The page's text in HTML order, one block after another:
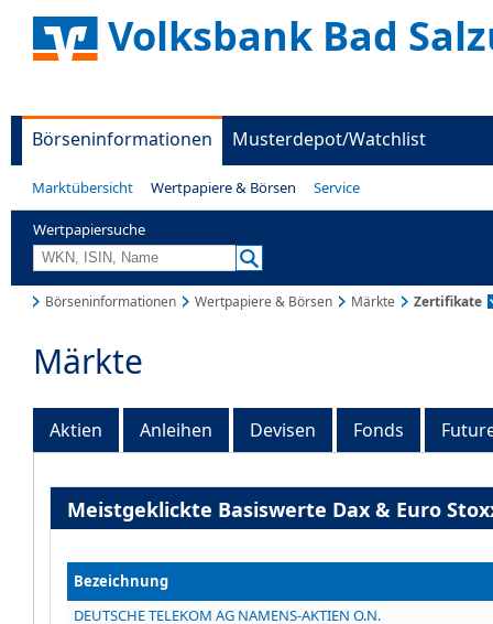
Volksbank Bad
Börseninformationen Musterdepot/Watchlist
Marktübersicht Wertpapiere & Börsen Service
Wertpapiersuche
Börseninformationen Wertpapiere & Börsen Märkte Zertifikate
Märkte
Aktien Anleihen Devisen Fonds
Meistgeklickte Basiswerte Dax & Euro
Bezeichnung
DEUTSCHE TELEKOM AG NAMENS-AKTIEN O.N.